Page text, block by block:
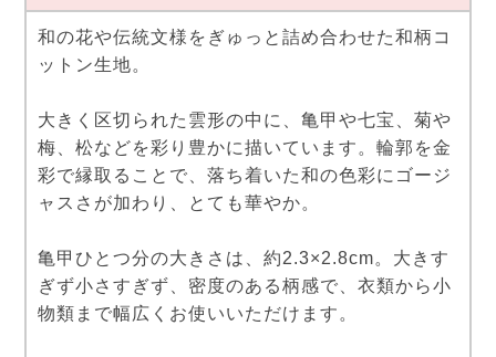
和の花や伝統文様をぎゅっと詰め合わせた和柄コ
ットン生地。
大きく区切られた雲形の中に、亀甲や七宝、菊や
梅、松などを彩り豊かに描いています。輪郭を金
彩で縁取ることで、落ち着いた和の色彩にゴージ
ャスさが加わり、とても華やか。
亀甲ひとつ分の大きさは、約2.3×2.8cm。大きす
ぎず小さすぎず、密度のある柄感で、衣類から小
物類まで幅広くお使いいただけます。